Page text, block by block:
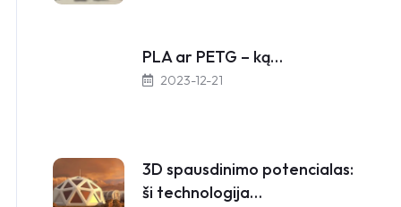
PLA ar PETG – ką…
2023-12-21
3D spausdinimo potencialas:
ši technologija…